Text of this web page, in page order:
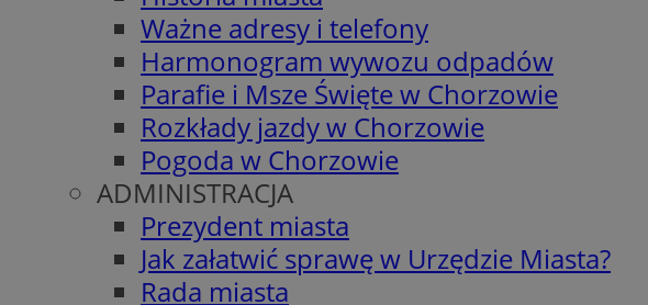
Ważne adresy i telefony
Harmonogram wywozu odpadów
Parafie i Msze Święte w Chorzowie
Rozkłady jazdy w Chorzowie
Pogoda w Chorzowie
ADMINISTRACJA
Prezydent miasta
Jak załatwić sprawę w Urzędzie Miasta?
Rada miasta